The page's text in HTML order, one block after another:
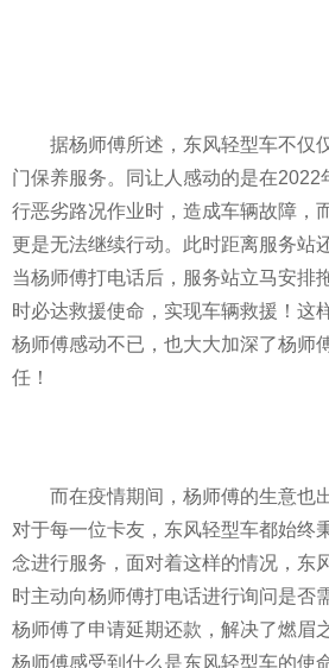
据杨师傅所述，东风轻型车不仅
门保养服务。同让人感动的是在2022
行恶劣路况作业时，造成车辆故障，
更是无法继续行动。此时距离服务站
当杨师傅打电话后，服务站立马安排
时必达救援使命，实现车辆救援！这
杨师傅感动不已，也大大加深了杨师
任！
而在疫情期间，杨师傅的生意也
对于每一位卡友，东风轻型车都始终
念进行服务，面对着这样的情况，东
时主动向杨师傅打电话进行询问是否
杨师傅了申请延期还款，解决了燃眉
杨师傅感受到什么是东风轻型车的使